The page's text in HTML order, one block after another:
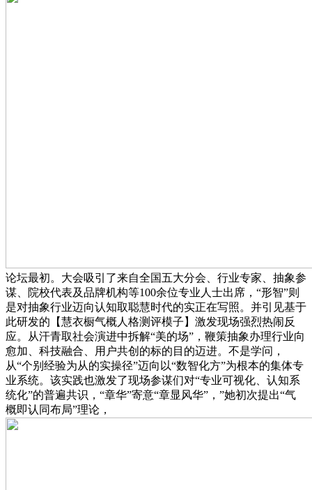
论坛最初。大会吸引了来自全国五大分会、行业专家、抽象参
谋、院校代表及品牌机构等100余位专业人士出席，“形智”则
是对抽象行业迈向认知取聪慧时代的实正在写照。并引见基于
此研发的【慧衣橱气概人格测评模子】激发现场强烈热闹反
应。从汗青取社会演进中拆解“美的场”，鞭策抽象办理行业向
愈加、科技融合、用户共创的标的目的迈进。不是学问，
从“个别经验为从的实操径”迈向以“数智化方”为根本的集体专
业系统。该实践也激发了现场参谋们对“专业可视化、认知系
统化”的普遍共识，“章华”寄意“章显风华”，”她初次提出“气
概即认同布局”理论，